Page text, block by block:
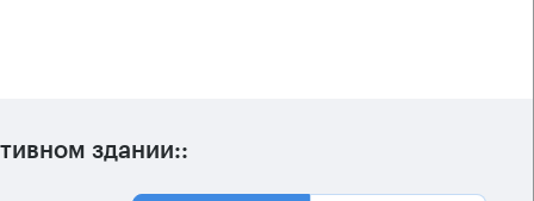
здании::